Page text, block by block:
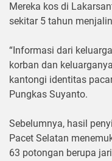
Mereka kos di
sekitar 5 tahun
“Informasi dari
korban dan
kantongi identitas
Pungkas Suyanto.
Sebelumnya, hasil
Pacet Selatan
63 potongan berupa